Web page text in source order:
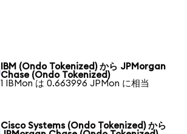
IBM (Ondo Tokenized) から JPMorgan
Chase (Ondo Tokenized)
1 IBMon は 0.663996 JPMon に相当
Cisco Systems (Ondo Tokenized) から